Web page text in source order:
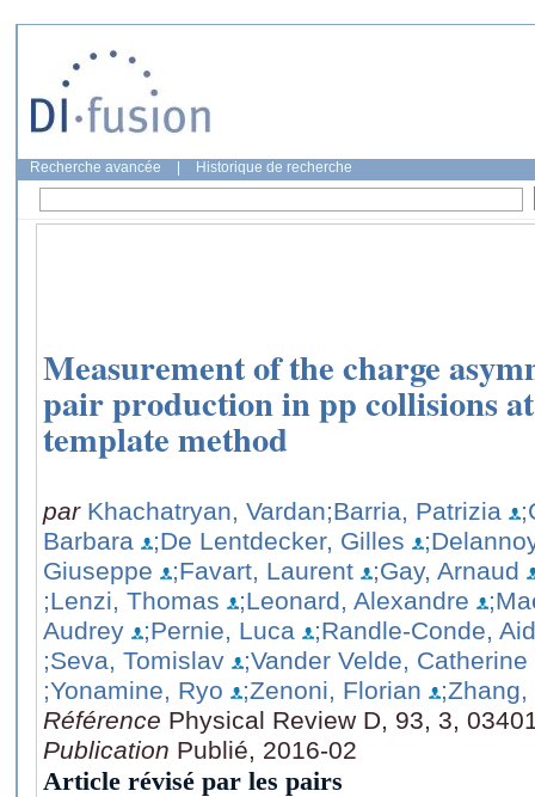
Recherche avancée Historique de recherche
Measurement of the charge
pair production in pp collisions
template method
par Khachatryan, Vardan;Barria, Patrizia
Barbara
;De Lentdecker, Gilles
Giuseppe
;Favart, Laurent
;Gay, Arnaud
;Lenzi, Thomas
;Leonard, Alexandre
Audrey
;Pernie, Luca
;Randle-Conde,
;Seva, Tomislav
;Vander Velde, Catherine
;Yonamine, Ryo
;Zenoni, Florian
Référence Physical Review D, 93, 3,
Publication Publié, 2016-02
Article révisé par les pairs